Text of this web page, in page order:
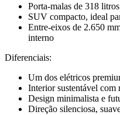
Porta-malas de 318 litros
SUV compacto, ideal
Entre-eixos de 2.650
interno
Diferenciais:
Um dos elétricos
Interior sustentável com
Design minimalista e
Direção silenciosa,